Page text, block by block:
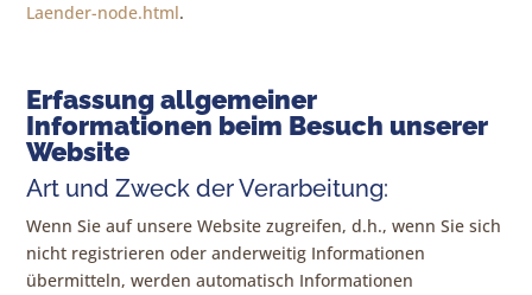
Laender-node.html.
Erfassung allgemeiner
Informationen beim Besuch unserer
Website
Art und Zweck der Verarbeitung:
Wenn Sie auf unsere Website zugreifen, d.h., wenn Sie sich
nicht registrieren oder anderweitig Informationen
übermitteln, werden automatisch Informationen